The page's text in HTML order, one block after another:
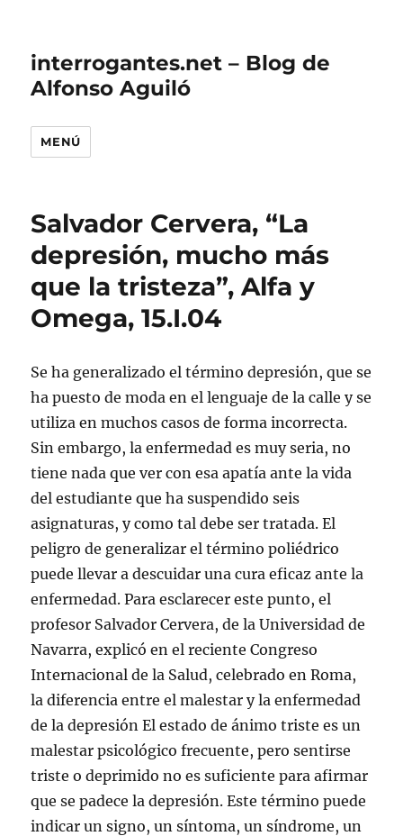
interrogantes.net – Blog de
Alfonso Aguiló
MENÚ
Salvador Cervera, “La
depresión, mucho más
que la tristeza”, Alfa y
Omega, 15.I.04
Se ha generalizado el término depresión, que se
ha puesto de moda en el lenguaje de la calle y se
utiliza en muchos casos de forma incorrecta.
Sin embargo, la enfermedad es muy seria, no
tiene nada que ver con esa apatía ante la vida
del estudiante que ha suspendido seis
asignaturas, y como tal debe ser tratada. El
peligro de generalizar el término poliédrico
puede llevar a descuidar una cura eficaz ante la
enfermedad. Para esclarecer este punto, el
profesor Salvador Cervera, de la Universidad de
Navarra, explicó en el reciente Congreso
Internacional de la Salud, celebrado en Roma,
la diferencia entre el malestar y la enfermedad
de la depresión El estado de ánimo triste es un
malestar psicológico frecuente, pero sentirse
triste o deprimido no es suficiente para afirmar
que se padece la depresión. Este término puede
indicar un signo, un síntoma, un síndrome, un